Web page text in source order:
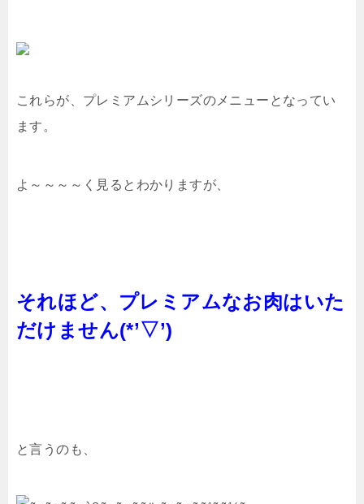
これらが、プレミアムシリーズのメニューとなってい
ます。
よ～～～～く見るとわかりますが、
それほど、プレミアムなお肉はいた
だけません(*’▽’)
と言うのも、